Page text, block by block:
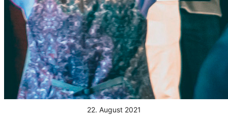
22. August 2021